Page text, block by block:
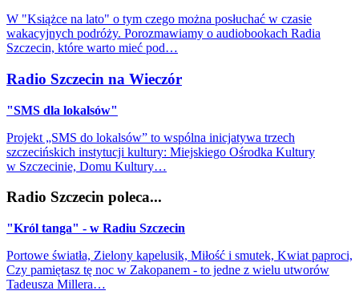
W "Książce na lato" o tym czego można posłuchać w czasie
wakacyjnych podróży. Porozmawiamy o audiobookach Radia
Szczecin, które warto mieć pod…
Radio Szczecin na Wieczór
"SMS dla lokalsów"
Projekt „SMS do lokalsów” to wspólna inicjatywa trzech
szczecińskich instytucji kultury: Miejskiego Ośrodka Kultury
w Szczecinie, Domu Kultury…
Radio Szczecin poleca...
"Król tanga" - w Radiu Szczecin
Portowe światła, Zielony kapelusik, Miłość i smutek, Kwiat paproci,
Czy pamiętasz tę noc w Zakopanem - to jedne z wielu utworów
Tadeusza Millera…